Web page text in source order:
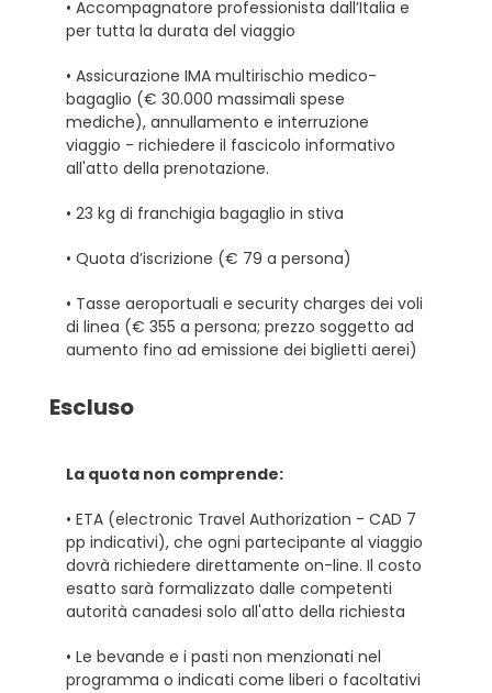
• Accompagnatore professionista dall’Italia e
per tutta la durata del viaggio
• Assicurazione IMA multirischio medico-
bagaglio (€ 30.000 massimali spese
mediche), annullamento e interruzione
viaggio - richiedere il fascicolo informativo
all'atto della prenotazione.
• 23 kg di franchigia bagaglio in stiva
• Quota d’iscrizione (€ 79 a persona)
• Tasse aeroportuali e security charges dei voli
di linea (€ 355 a persona; prezzo soggetto ad
aumento fino ad emissione dei biglietti aerei)
Escluso
La quota non comprende:
• ETA (electronic Travel Authorization - CAD 7
pp indicativi), che ogni partecipante al viaggio
dovrà richiedere direttamente on-line. Il costo
esatto sarà formalizzato dalle competenti
autorità canadesi solo all'atto della richiesta
• Le bevande e i pasti non menzionati nel
programma o indicati come liberi o facoltativi